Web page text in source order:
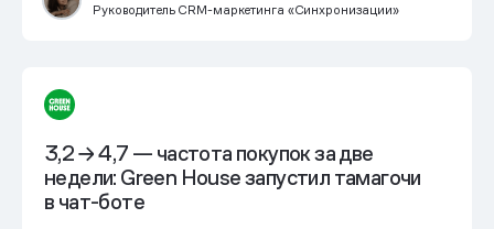
Руководитель CRM-маркетинга «Синхронизации»
3,2 → 4,7 — частота покупок за две
недели: Green House запустил тамагочи
в чат-боте